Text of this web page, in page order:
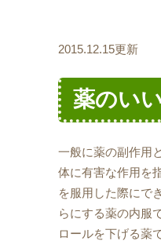
2015.12.15更新
薬のい
一般に薬の副作用
体に有害な作用を
を服用した際にで
らにする薬の内服
ロールを下げる薬